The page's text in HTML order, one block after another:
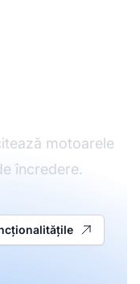
motoarele
încredere.